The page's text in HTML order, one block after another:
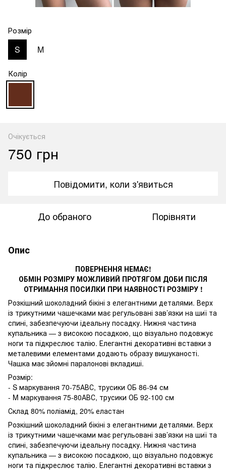
Розмір
S M
Колір
Очікується
750 грн
Повідомити, коли з'явиться
До обраного Порівняти
Опис
ПОВЕРНЕННЯ НЕМАЄ!
ОБМІН РОЗМІРУ МОЖЛИВИЙ ПРОТЯГОМ ДОБИ ПІСЛЯ
ОТРИМАННЯ ПОСИЛКИ ПРИ НАЯВНОСТІ РОЗМІРУ !
Розкішний шоколадний бікіні з елегантними деталями. Верх
із трикутними чашечками має регульовані зав’язки на шиї та
спині, забезпечуючи ідеальну посадку. Нижня частина
купальника — з високою посадкою, що візуально подовжує
ноги та підкреслює талію. Елегантні декоративні вставки з
металевими елементами додають образу вишуканості.
Чашка має зйомні паралонові вкладиші.
Розмір:
- S маркування 70-75АВС, трусики ОБ 86-94 см
- M маркування 75-80АВС, трусики ОБ 92-100 см
Склад 80% поліамід, 20% еластан
Розкішний шоколадний бікіні з елегантними деталями. Верх
із трикутними чашечками має регульовані зав’язки на шиї та
спині, забезпечуючи ідеальну посадку. Нижня частина
купальника — з високою посадкою, що візуально подовжує
ноги та підкреслює талію. Елегантні декоративні вставки з